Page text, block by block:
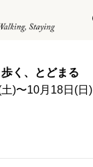
く、とどまる
)〜10月18日(日)